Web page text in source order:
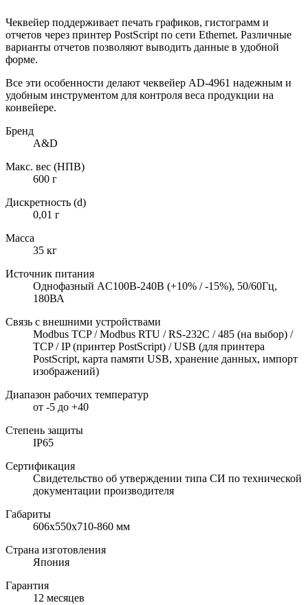
Чеквейер поддерживает печать графиков, гистограмм и
отчетов через принтер PostScript по сети Ethernet. Различные
варианты отчетов позволяют выводить данные в удобной
форме.
Все эти особенности делают чеквейер AD-4961 надежным и
удобным инструментом для контроля веса продукции на
конвейере.
Бренд
A&D
Макс. вес (НПВ)
600 г
Дискретность (d)
0,01 г
Масса
35 кг
Источник питания
Однофазный AC100В-240В (+10% / -15%), 50/60Гц,
180ВА
Связь с внешними устройствами
Modbus TCP / Modbus RTU / RS-232C / 485 (на выбор) /
TCP / IP (принтер PostScript) / USB (для принтера
PostScript, карта памяти USB, хранение данных, импорт
изображений)
Диапазон рабочих температур
от -5 до +40
Степень защиты
IP65
Сертификация
Свидетельство об утверждении типа СИ по технической
документации производителя
Габариты
606х550х710-860 мм
Страна изготовления
Япония
Гарантия
12 месяцев